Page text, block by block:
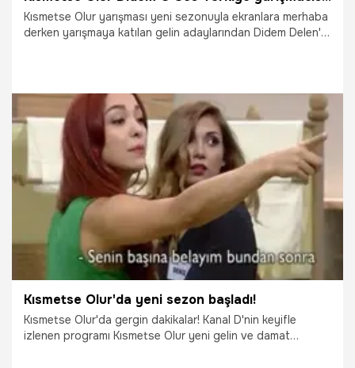
Kısmetse Olur yarışması yeni sezonuyla ekranlara merhaba
derken yarışmaya katılan gelin adaylarından Didem Delen'i
7.09.2016 Magazin
Kısmetse Olur'da yeni sezon başladı!
Kısmetse Olur'da gergin dakikalar! Kanal D'nin keyifle
izlenen programı Kısmetse Olur yeni gelin ve damat